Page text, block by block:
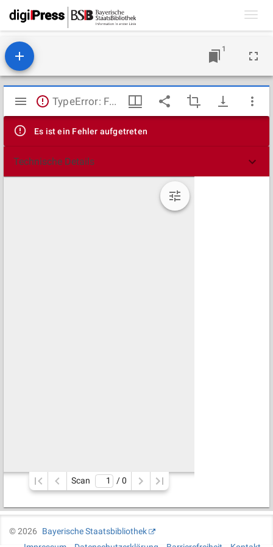
1
Mirador
Viewer
TypeError: Failed to fetch
Es ist ein Fehler aufgetreten
Technische Details
Scan / 0
©2026
Bayerische Staatsbibliothek